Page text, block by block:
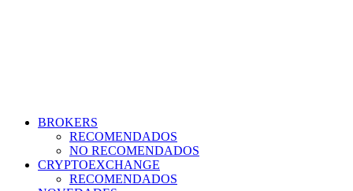
BROKERS
RECOMENDADOS
NO RECOMENDADOS
CRYPTOEXCHANGE
RECOMENDADOS